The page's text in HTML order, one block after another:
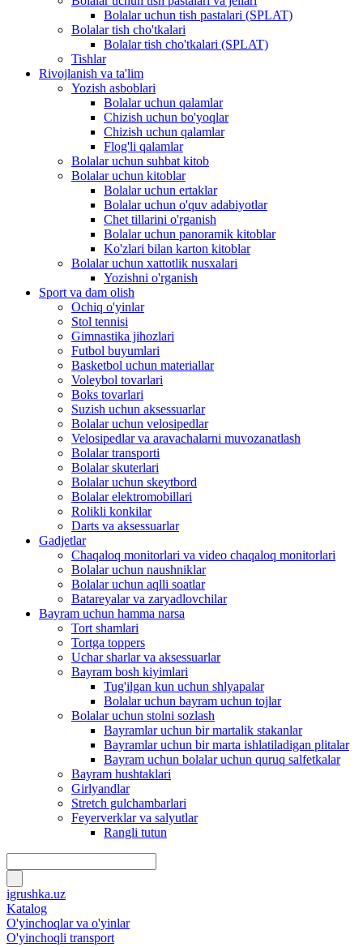
Bolalar uchun tish pastalari (SPLAT)
Bolalar tish cho'tkalari
Bolalar tish cho'tkalari (SPLAT)
Tishlar
Rivojlanish va ta'lim
Yozish asboblari
Bolalar uchun qalamlar
Chizish uchun bo'yoqlar
Chizish uchun qalamlar
Flog'li qalamlar
Bolalar uchun suhbat kitob
Bolalar uchun kitoblar
Bolalar uchun ertaklar
Bolalar uchun o'quv adabiyotlar
Chet tillarini o'rganish
Bolalar uchun panoramik kitoblar
Ko'zlari bilan karton kitoblar
Bolalar uchun xattotlik nusxalari
Yozishni o'rganish
Sport va dam olish
Ochiq o'yinlar
Stol tennisi
Gimnastika jihozlari
Futbol buyumlari
Basketbol uchun materiallar
Voleybol tovarlari
Boks tovarlari
Suzish uchun aksessuarlar
Bolalar uchun velosipedlar
Velosipedlar va aravachalarni muvozanatlash
Bolalar transporti
Bolalar skuterlari
Bolalar uchun skeytbord
Bolalar elektromobillari
Rolikli konkilar
Darts va aksessuarlar
Gadjetlar
Chaqaloq monitorlari va video chaqaloq monitorlari
Bolalar uchun naushniklar
Bolalar uchun aqlli soatlar
Batareyalar va zaryadlovchilar
Bayram uchun hamma narsa
Tort shamlari
Tortga toppers
Uchar sharlar va aksessuarlar
Bayram bosh kiyimlari
Tug'ilgan kun uchun shlyapalar
Bolalar uchun bayram uchun tojlar
Bolalar uchun stolni sozlash
Bayramlar uchun bir martalik stakanlar
Bayramlar uchun bir marta ishlatiladigan plitalar
Bayram uchun bolalar uchun quruq salfetkalar
Bayram hushtaklari
Girlyandlar
Stretch gulchambarlari
Feyerverklar va salyutlar
Rangli tutun
igrushka.uz
Katalog
O'yinchoqlar va o'yinlar
O'yinchoqli transport